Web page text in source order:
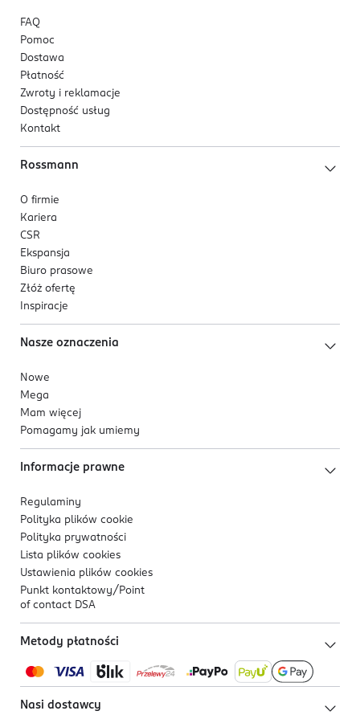
FAQ
Pomoc
Dostawa
Płatność
Zwroty i reklamacje
Dostępność usług
Kontakt
Rossmann
O firmie
Kariera
CSR
Ekspansja
Biuro prasowe
Złóż ofertę
Inspiracje
Nasze oznaczenia
Nowe
Mega
Mam więcej
Pomagamy jak umiemy
Informacje prawne
Regulaminy
Polityka plików cookie
Polityka prywatności
Lista plików cookies
Ustawienia plików cookies
Punkt kontaktowy/ Point
of contact DSA
Metody płatności
Nasi dostawcy